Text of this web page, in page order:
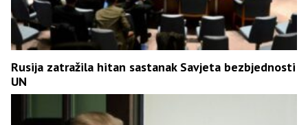
Rusija zatražila hitan sastanak Savjeta bezbjednosti
UN